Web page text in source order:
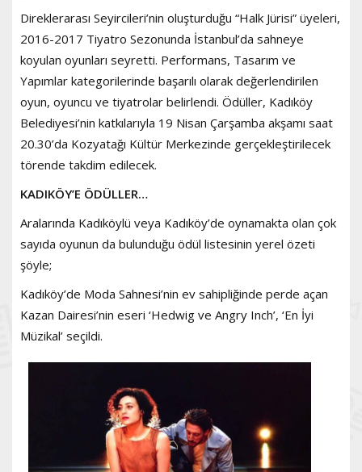
Direklerarası Seyircileri’nin oluşturduğu “Halk Jürisi” üyeleri,
2016-2017 Tiyatro Sezonunda İstanbul’da sahneye
koyulan oyunları seyretti. Performans, Tasarım ve
Yapımlar kategorilerinde başarılı olarak değerlendirilen
oyun, oyuncu ve tiyatrolar belirlendi. Ödüller, Kadıköy
Belediyesi’nin katkılarıyla 19 Nisan Çarşamba akşamı saat
20.30’da Kozyatağı Kültür Merkezinde gerçekleştirilecek
törende takdim edilecek.
KADIKÖY’E ÖDÜLLER…
Aralarında Kadıköylü veya Kadıköy’de oynamakta olan çok
sayıda oyunun da bulunduğu ödül listesinin yerel özeti
şöyle;
Kadıköy’de Moda Sahnesi’nin ev sahipliğinde perde açan
Kazan Dairesi’nin eseri ‘Hedwig ve Angry Inch’, ‘En İyi
Müzikal’ seçildi.